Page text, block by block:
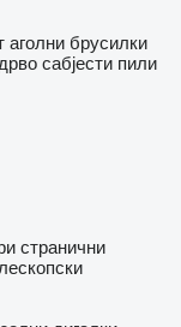
аголни брусилки
сабјести пили
странични